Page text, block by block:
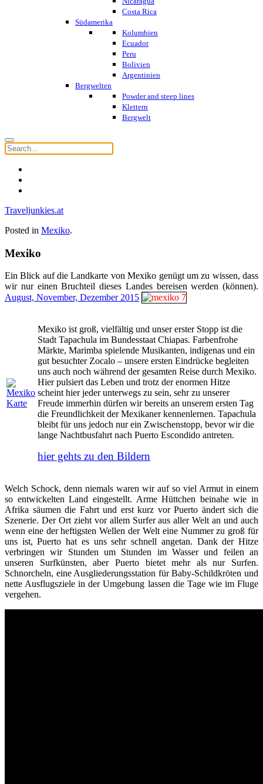
Costa Rica
Südamerika
Kolumbien
Ecuador
Peru
Bolivien
Argentinien
Bergwelten
Powder and steep lines
Klettern
Bergwelt
Traveljunkies.at
Posted in Mexiko.
Mexiko
Ein Blick auf die Landkarte von Mexiko genügt um zu wissen, dass
wir nur einen Bruchteil dieses Landes bereisen werden (können).
August, November, Dezember 2015
Mexiko ist groß, vielfältig und unser erster Stopp ist die
Stadt Tapachula im Bundesstaat Chiapas. Farbenfrohe
Märkte, Marimba spielende Musikanten, indigenas und ein
gut besuchter Zocalo – unsere ersten Eindrücke begleiten
uns auch noch während der gesamten Reise durch Mexiko.
Hier pulsiert das Leben und trotz der enormen Hitze
scheint hier jeder unterwegs zu sein, sehr zu unserer
Freude immerhin dürfen wir bereits an unserem ersten Tag
die Freundlichkeit der Mexikaner kennenlernen. Tapachula
bleibt für uns jedoch nur ein Zwischenstopp, bevor wir die
lange Nachtbusfahrt nach Puerto Escondido antreten.
hier gehts zu den Bildern
Welch Schock, denn niemals waren wir auf so viel Armut in einem
so entwickelten Land eingestellt. Arme Hüttchen beinahe wie in
Afrika säumen die Fahrt und erst kurz vor Puerto ändert sich die
Szenerie. Der Ort zieht vor allem Surfer aus aller Welt an und auch
wenn eine der heftigsten Wellen der Welt eine Nummer zu groß für
uns ist, Puerto hat es uns sehr schnell angetan. Dank der Hitze
verbringen wir Stunden um Stunden im Wasser und feilen an
unseren Surfkünsten, aber Puerto bietet mehr als nur Surfen.
Schnorcheln, eine Ausgliederungsstation für Baby-Schildkröten und
nette Ausflugsziele in der Umgebung lassen die Tage wie im Fluge
vergehen.